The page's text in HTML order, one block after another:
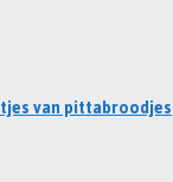
van pittabroodjes